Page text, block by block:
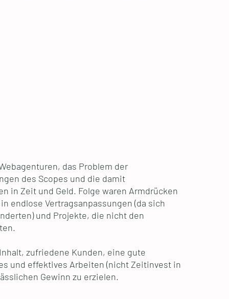
das Problem der
des Scopes und die damit
in Zeit und Geld. Folge waren Armdrücken
endlose Vertragsanpassungen (da sich
und Projekte, die nicht den
zufriedene Kunden, eine gute
und effektives Arbeiten (nicht Zeitinvest in
Gewinn zu erzielen.